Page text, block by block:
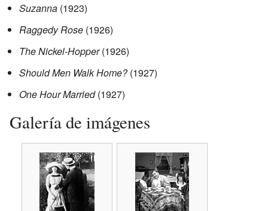
Suzanna (1923)
Raggedy Rose (1926)
The Nickel-Hopper(1926)
Should Men Walk Home?(1927)
One Hour Married(1927)
Galería de imágenes